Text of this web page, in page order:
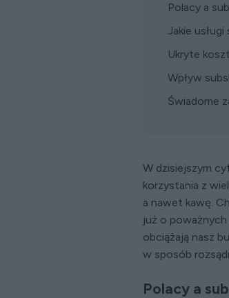
Polacy a
Jakie
Ukryte
Wpływ
Świadome
W dzisiejszym
korzystania z
a nawet kawę.
już o
obciążają nasz
w sposób
Polacy a